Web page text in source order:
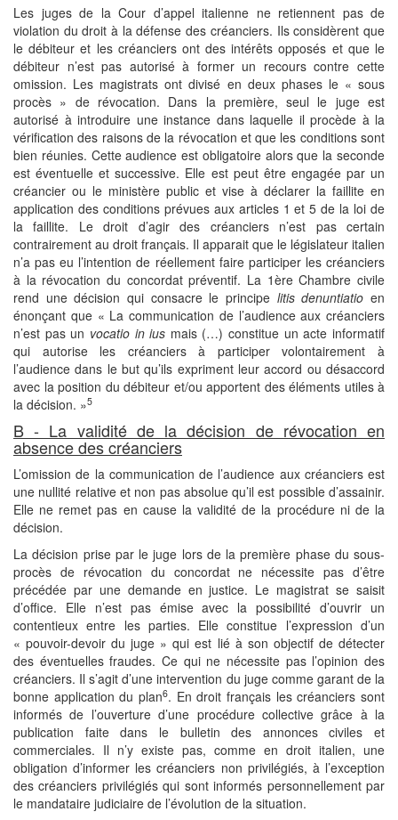
Les juges de la Cour d’appel italienne ne retiennent pas de
violation du droit à la défense des créanciers. Ils considèrent que
le débiteur et les créanciers ont des intérêts opposés et que le
débiteur n’est pas autorisé à former un recours contre cette
omission. Les magistrats ont divisé en deux phases le « sous
procès » de révocation. Dans la première, seul le juge est
autorisé à introduire une instance dans laquelle il procède à la
vérification des raisons de la révocation et que les conditions sont
bien réunies. Cette audience est obligatoire alors que la seconde
est éventuelle et successive. Elle est peut être engagée par un
créancier ou le ministère public et vise à déclarer la faillite en
application des conditions prévues aux articles 1 et 5 de la loi de
la faillite. Le droit d’agir des créanciers n’est pas certain
contrairement au droit français. Il apparait que le législateur italien
n’a pas eu l’intention de réellement faire participer les créanciers
à la révocation du concordat préventif. La 1ère Chambre civile
rend une décision qui consacre le principe litis denuntiatio en
énonçant que « La communication de l’audience aux créanciers
n’est pas un vocatio in ius mais (…) constitue un acte informatif
qui autorise les créanciers à participer volontairement à
l’audience dans le but qu’ils expriment leur accord ou désaccord
avec la position du débiteur et/ou apportent des éléments utiles à
la décision. »5
B - La validité de la décision de révocation en
absence des créanciers
L’omission de la communication de l’audience aux créanciers est
une nullité relative et non pas absolue qu’il est possible d’assainir.
Elle ne remet pas en cause la validité de la procédure ni de la
décision.
La décision prise par le juge lors de la première phase du sous-
procès de révocation du concordat ne nécessite pas d’être
précédée par une demande en justice. Le magistrat se saisit
d’office. Elle n’est pas émise avec la possibilité d’ouvrir un
contentieux entre les parties. Elle constitue l’expression d’un
« pouvoir-devoir du juge » qui est lié à son objectif de détecter
des éventuelles fraudes. Ce qui ne nécessite pas l’opinion des
créanciers. Il s’agit d’une intervention du juge comme garant de la
bonne application du plan6. En droit français les créanciers sont
informés de l’ouverture d’une procédure collective grâce à la
publication faite dans le bulletin des annonces civiles et
commerciales. Il n’y existe pas, comme en droit italien, une
obligation d’informer les créanciers non privilégiés, à l’exception
des créanciers privilégiés qui sont informés personnellement par
le mandataire judiciaire de l’évolution de la situation.